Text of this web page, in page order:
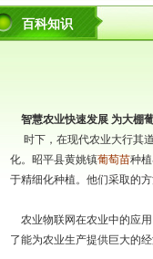
百科知识
智慧农业快速发展 为大棚
时下，在现代农业大行其
化。昭平县黄姚镇葡萄苗种
于精细化种植。他们采取的
农业物联网在农业中的应
了能为农业生产提供巨大的